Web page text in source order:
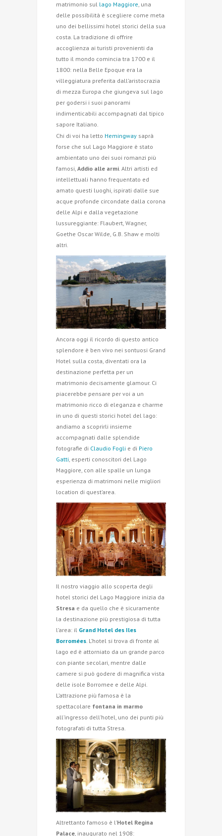
matrimonio sul lago Maggiore, una
delle possibilità è scegliere come meta
uno dei bellissimi hotel storici della sua
costa. La tradizione di offrire
accoglienza ai turisti provenienti da
tutto il mondo comincia tra 1700 e il
1800: nella Belle Epoque era la
villeggiatura preferita dall’aristocrazia
di mezza Europa che giungeva sul lago
per godersi i suoi panorami
indimenticabili accompagnati dal tipico
sapore Italiano.
Chi di voi ha letto Hemingway saprà
forse che sul Lago Maggiore è stato
ambientato uno dei suoi romanzi più
famosi, Addio alle armi. Altri artisti ed
intellettuali hanno frequentato ed
amato questi luoghi, ispirati dalle sue
acque profonde circondate dalla corona
delle Alpi e dalla vegetazione
lussureggiante: Flaubert, Wagner,
Goethe Oscar Wilde, G.B. Shaw e molti
altri.
Ancora oggi il ricordo di questo antico
splendore è ben vivo nei sontuosi Grand
Hotel sulla costa, diventati ora la
destinazione perfetta per un
matrimonio decisamente glamour. Ci
piacerebbe pensare per voi a un
matrimonio ricco di eleganza e charme
in uno di questi storici hotel del lago:
andiamo a scoprirli insieme
accompagnati dalle splendide
fotografie di Claudio Fogli e di Piero
Gatti , esperti conoscitori del Lago
Maggiore, con alle spalle un lunga
esperienza di matrimoni nelle migliori
location di quest’area.
Il nostro viaggio allo scoperta degli
hotel storici del Lago Maggiore inizia da
Stresa e da quello che è sicuramente
la destinazione più prestigiosa di tutta
l’area: il Grand Hotel des Iles
Borromées . L’hotel si trova di fronte al
lago ed è attorniato da un grande parco
con piante secolari, mentre dalle
camere si può godere di magnifica vista
delle isole Borromee e delle Alpi.
L’attrazione più famosa è la
spettacolare fontana in marmo
all’ingresso dell’hotel, uno dei punti più
fotografati di tutta Stresa.
Altrettanto famoso è l’Hotel Regina
Palace, inaugurato nel 1908: